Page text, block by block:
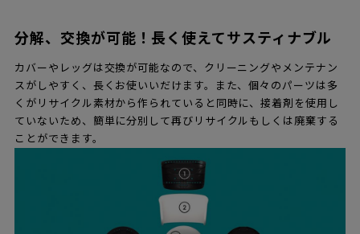
分解、交換が可能！長く使えてサスティナブル
カバーやレッグは交換が可能なので、クリーニングやメンテナン
スがしやすく、長くお使いいだけます。また、個々のパーツは多
くがリサイクル素材から作られていると同時に、接着剤を使用し
ていないため、簡単に分別して再びリサイクルもしくは廃棄する
ことができます。